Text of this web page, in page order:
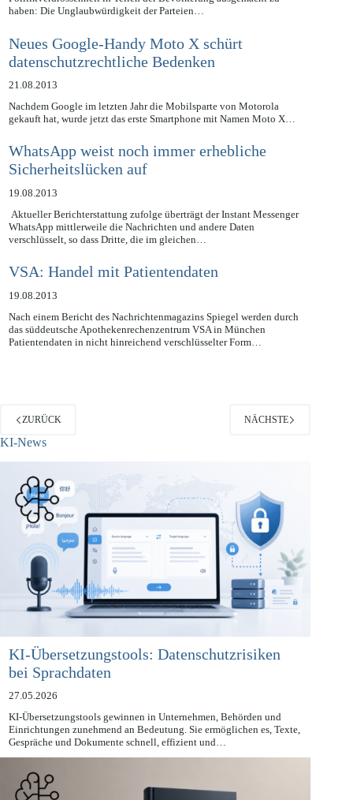
Sigmar Gabriel meint einen wesentlichen Faktor für die
Politikverdrossenheit in Teilen der Bevölkerung ausgemacht zu
Neues Google-Handy Moto X schürt
datenschutzrechtliche Bedenken
21.08.2013
Nachdem Google im letzten Jahr die Mobilsparte von Motorola
WhatsApp weist noch immer erhebliche
Sicherheitslücken auf
19.08.2013
Aktueller Berichterstattung zufolge überträgt der Instant Messenger
WhatsApp mittlerweile die Nachrichten und andere Daten
VSA: Handel mit Patientendaten
19.08.2013
Nach einem Bericht des Nachrichtenmagazins Spiegel werden durch
das süddeutsche Apothekenrechenzentrum VSA in München
ZURÜCK
KI-News
KI-Übersetzungstools: Datenschutzrisiken
bei Sprachdaten
27.05.2026
KI-Übersetzungstools gewinnen in Unternehmen, Behörden und
Einrichtungen zunehmend an Bedeutung. Sie ermöglichen es, Texte,
Gespräche und Dokumente schnell, effizient und…